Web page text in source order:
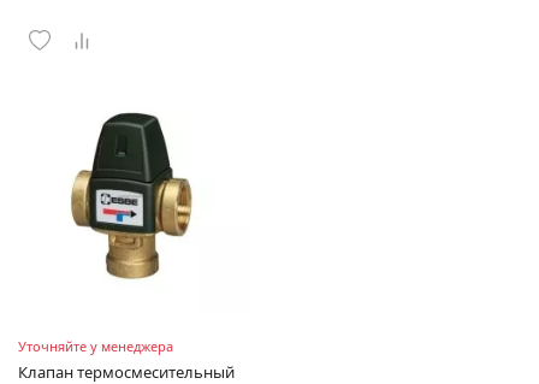
Уточняйте у менеджера
Клапан термосмесительный